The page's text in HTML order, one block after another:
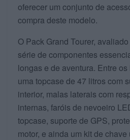
oferecer um conjunto de
compra deste modelo.
O Pack Grand Tourer,
série de componentes
longas e de aventura. Entre
uma topcase de 47 litros com
interior, malas laterais com
internas, faróis de nevoeiro
topcase, suporte de GPS,
motor, e ainda um kit de